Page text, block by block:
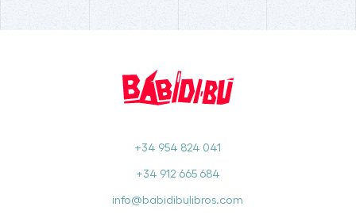
+34 954 824 041
+34 912 665 684
info@babidibulibros.com